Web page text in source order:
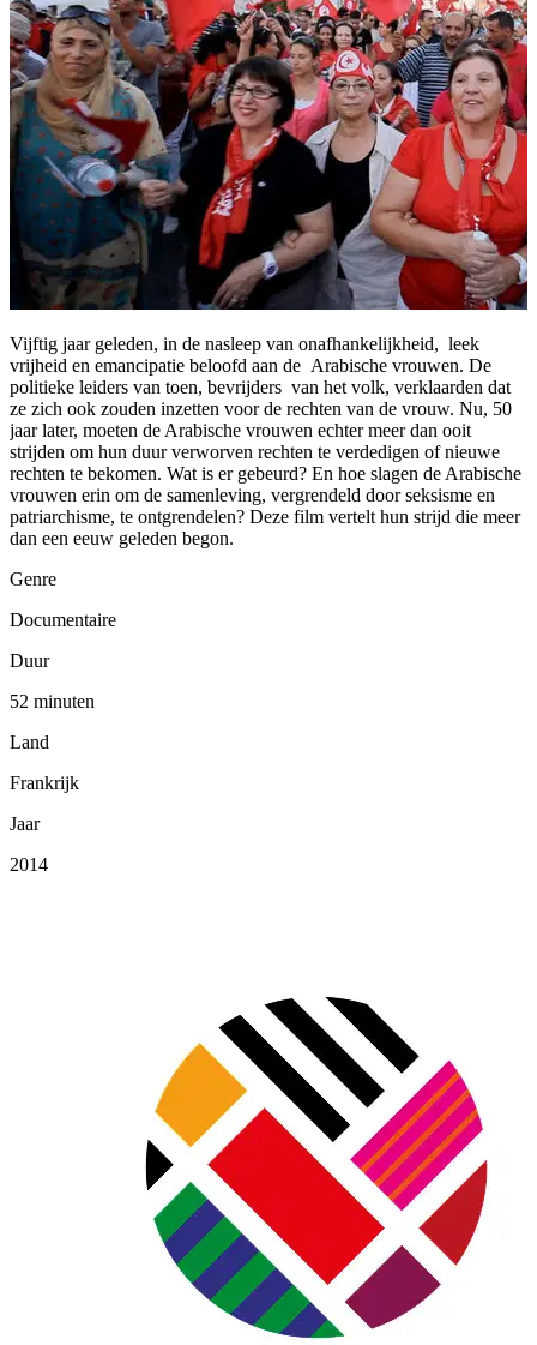
Vijftig jaar geleden, in de nasleep van onafhankelijkheid, leek
vrijheid en emancipatie beloofd aan de Arabische vrouwen. De
politieke leiders van toen, bevrijders van het volk, verklaarden dat
ze zich ook zouden inzetten voor de rechten van de vrouw. Nu, 50
jaar later, moeten de Arabische vrouwen echter meer dan ooit
strijden om hun duur verworven rechten te verdedigen of nieuwe
rechten te bekomen. Wat is er gebeurd? En hoe slagen de Arabische
vrouwen erin om de samenleving, vergrendeld door seksisme en
patriarchisme, te ontgrendelen? Deze film vertelt hun strijd die meer
dan een eeuw geleden begon.
Genre
Documentaire
Duur
52 minuten
Land
Frankrijk
Jaar
2014